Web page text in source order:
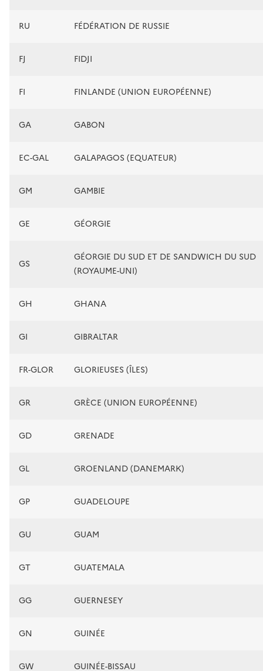
RU FÉDÉRATION DE RUSSIE
FJ FIDJI
FI FINLANDE (UNION EUROPÉENNE)
GA GABON
EC-GAL GALAPAGOS (EQUATEUR)
GM GAMBIE
GE GÉORGIE
GS
GÉORGIE DU SUD ET DE SANDWICH DU SUD
(ROYAUME-UNI)
GH GHANA
GI GIBRALTAR
FR-GLOR GLORIEUSES (ÎLES)
GR GRÈCE (UNION EUROPÉENNE)
GD GRENADE
GL GROENLAND (DANEMARK)
GP GUADELOUPE
GU GUAM
GT GUATEMALA
GG GUERNESEY
GN GUINÉE
GW GUINÉE-BISSAU